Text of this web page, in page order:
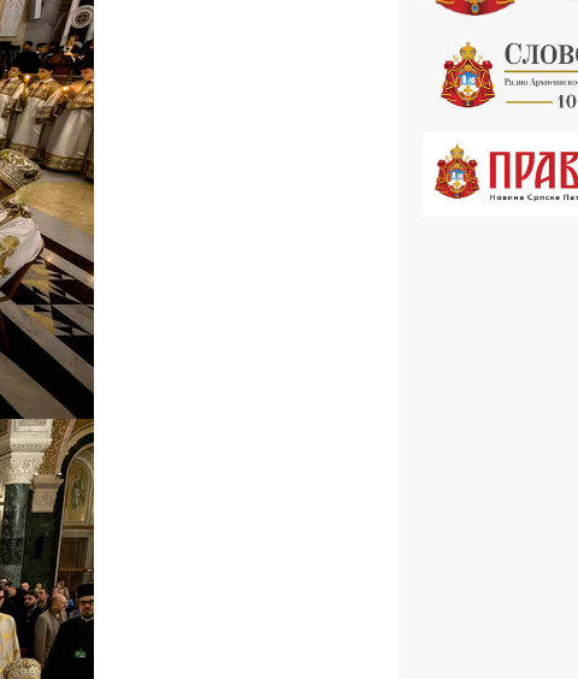
20.00 Вести из
20.15 Реч
20.30 Храм
21.03 Господ над
22.03 Црквена